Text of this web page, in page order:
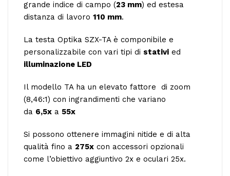
grande indice di campo (23 mm) ed estesa
distanza di lavoro 110 mm.
La testa Optika SZX-TA è componibile e
personalizzabile con vari tipi di stativi ed
illuminazione LED
Il modello TA ha un elevato fattore di zoom
(8,46:1) con ingrandimenti che variano
da 6,5x a 55x
Si possono ottenere immagini nitide e di alta
qualità fino a 275x con accessori opzionali
come l’obiettivo aggiuntivo 2x e oculari 25x.